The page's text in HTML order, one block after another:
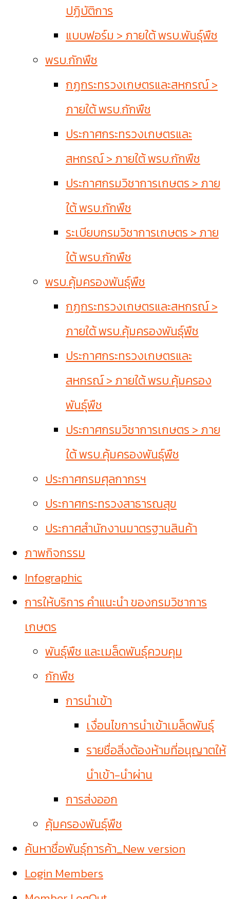
ปฏิบัติการ
แบบฟอร์ม > ภายใต้ พรบ.พันธุ์พืช
พรบ.กักพืช
กฏกระทรวงเกษตรและสหกรณ์ >
ภายใต้ พรบ.กักพืช
ประกาศกระทรวงเกษตรและ
สหกรณ์ > ภายใต้ พรบ.กักพืช
ประกาศกรมวิชาการเกษตร > ภาย
ใต้ พรบ.กักพืช
ระเบียบกรมวิชาการเกษตร > ภาย
ใต้ พรบ.กักพืช
พรบ.คุ้มครองพันธุ์พืช
กฏกระทรวงเกษตรและสหกรณ์ >
ภายใต้ พรบ.คุ้มครองพันธุ์พืช
ประกาศกระทรวงเกษตรและ
สหกรณ์ > ภายใต้ พรบ.คุ้มครอง
พันธุ์พืช
ประกาศกรมวิชาการเกษตร > ภาย
ใต้ พรบ.คุ้มครองพันธุ์พืช
ประกาศกรมศุลกากรฯ
ประกาศกระทรวงสาธารณสุข
ประกาศสำนักงานมาตรฐานสินค้า
ภาพกิจกรรม
Infographic
การให้บริการ คำแนะนำ ของกรมวิชาการ
เกษตร
พันธุ์พืช และเมล็ดพันธุ์ควบคุม
กักพืช
การนำเข้า
เงื่อนไขการนำเข้าเมล็ดพันธุ์
รายชื่อสิ่งต้องห้ามที่อนุญาตให้
นำเข้า-นำผ่าน
การส่งออก
คุ้มครองพันธุ์พืช
ค้นหาชื่อพันธุ์การค้า_New version
Login Members